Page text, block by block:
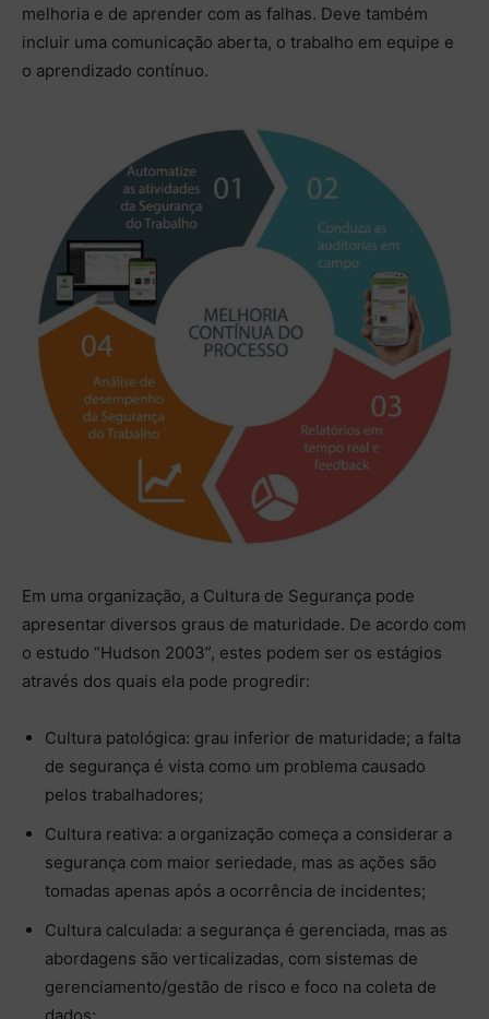
melhoria e de aprender com as falhas. Deve também
incluir uma comunicação aberta, o trabalho em equipe e
o aprendizado contínuo.
Em uma organização, a Cultura de Segurança pode
apresentar diversos graus de maturidade. De acordo com
o estudo “Hudson 2003”, estes podem ser os estágios
através dos quais ela pode progredir:
Cultura patológica: grau inferior de maturidade; a falta
de segurança é vista como um problema causado
pelos trabalhadores;
Cultura reativa: a organização começa a considerar a
segurança com maior seriedade, mas as ações são
tomadas apenas após a ocorrência de incidentes;
Cultura calculada: a segurança é gerenciada, mas as
abordagens são verticalizadas, com sistemas de
gerenciamento/gestão de risco e foco na coleta de